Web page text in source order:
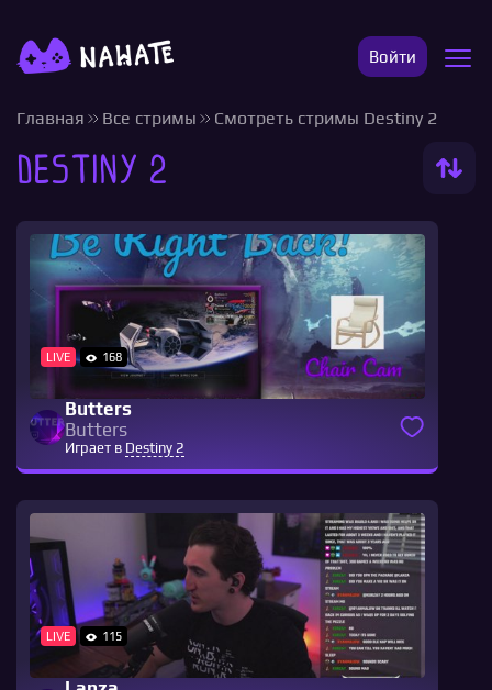
Войти
Главная Все стримы Смотреть стримы Destiny 2
Destiny 2
LIVE 168
Butters
Butters
Играет в Destiny 2
LIVE 115